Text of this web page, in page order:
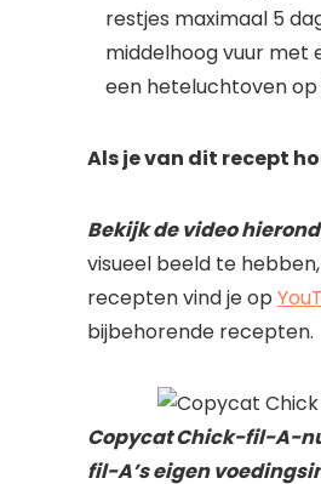
restjes maximaal 5
middelhoog vuur met
een heteluchtoven op
Als je van dit recept
Bekijk de video
visueel beeld te
recepten vind je op
bijbehorende recepten.
Copycat Chick-fil-A-
fil-A’s eigen